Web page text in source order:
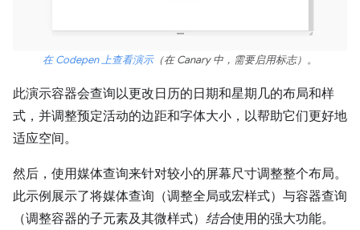
在 Codepen 上查看演示（在 Canary 中，需要启用标志）。
此演示容器会查询以更改日历的日期和星期几的布局和样
式，并调整预定活动的边距和字体大小，以帮助它们更好地
适应空间。
然后，使用媒体查询来针对较小的屏幕尺寸调整整个布局。
此示例展示了将媒体查询（调整全局或宏样式）与容器查询
（调整容器的子元素及其微样式） 结合使用的强大功能。